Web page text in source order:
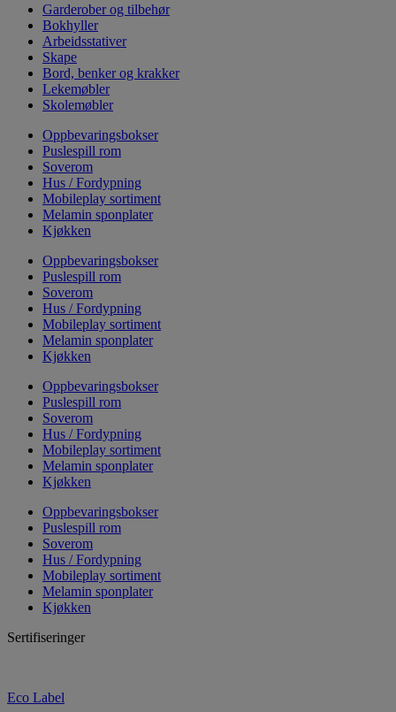
Garderober og tilbehør
Bokhyller
Arbeidsstativer
Skape
Bord, benker og krakker
Lekemøbler
Skolemøbler
Oppbevaringsbokser
Puslespill rom
Soverom
Hus / Fordypning
Mobileplay sortiment
Melamin sponplater
Kjøkken
Oppbevaringsbokser
Puslespill rom
Soverom
Hus / Fordypning
Mobileplay sortiment
Melamin sponplater
Kjøkken
Oppbevaringsbokser
Puslespill rom
Soverom
Hus / Fordypning
Mobileplay sortiment
Melamin sponplater
Kjøkken
Oppbevaringsbokser
Puslespill rom
Soverom
Hus / Fordypning
Mobileplay sortiment
Melamin sponplater
Kjøkken
Sertifiseringer
Eco Label